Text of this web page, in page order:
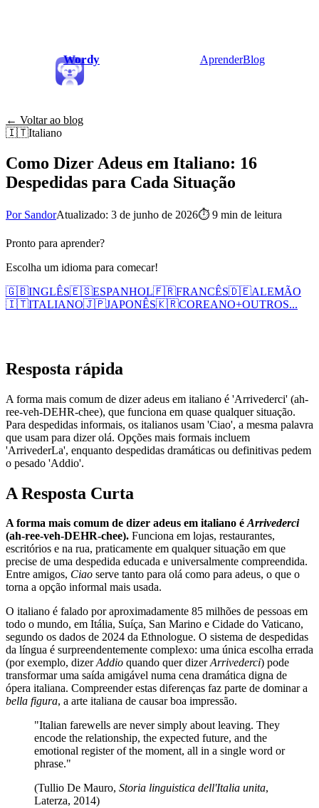
Wordy AprenderBlog
← Voltar ao blog
🇮🇹Italiano
Como Dizer Adeus em Italiano: 16
Despedidas para Cada Situação
Por SandorAtualizado: 3 de junho de 2026⏱ 9 min de leitura
Pronto para aprender?
Escolha um idioma para comecar!
🇬🇧INGLÊS🇪🇸ESPANHOL🇫🇷FRANCÊS🇩🇪ALEMÃO
🇮🇹ITALIANO🇯🇵JAPONÊS🇰🇷COREANO+OUTROS...
Resposta rápida
A forma mais comum de dizer adeus em italiano é 'Arrivederci' (ah-
ree-veh-DEHR-chee), que funciona em quase qualquer situação.
Para despedidas informais, os italianos usam 'Ciao', a mesma palavra
que usam para dizer olá. Opções mais formais incluem
'ArrivederLa', enquanto despedidas dramáticas ou definitivas pedem
o pesado 'Addio'.
A Resposta Curta
A forma mais comum de dizer adeus em italiano éArrivederci
(ah-ree-veh-DEHR-chee). Funciona em lojas, restaurantes,
escritórios e na rua, praticamente em qualquer situação em que
precise de uma despedida educada e universalmente compreendida.
Entre amigos, Ciao serve tanto para olá como para adeus, o que o
torna a opção informal mais usada.
O italiano é falado por aproximadamente 85 milhões de pessoas em
todo o mundo, em Itália, Suíça, San Marino e Cidade do Vaticano,
segundo os dados de 2024 da Ethnologue. O sistema de despedidas
da língua é surpreendentemente complexo: uma única escolha errada
(por exemplo, dizerAddio quando quer dizerArrivederci) pode
transformar uma saída amigável numa cena dramática digna de
ópera italiana. Compreender estas diferenças faz parte de dominar a
bella figura, a arte italiana de causar boa impressão.
"Italian farewells are never simply about leaving. They
encode the relationship, the expected future, and the
emotional register of the moment, all in a single word or
phrase."
(Tullio De Mauro, Storia linguistica dell'Italia unita,
Laterza, 2014)